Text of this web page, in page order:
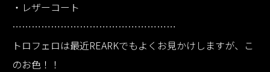
・レザーコート
……………………………………………
トロフェロは最近REARKでもよくお見かけしますが、こ
のお色！！